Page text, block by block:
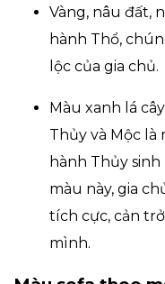
Vàng, nâu đất,
hành Thổ,
lộc của gia chủ.
Màu xanh lá
Thủy và Mộc
hành Thủy
màu này, gia
tích cực, cản
mình.